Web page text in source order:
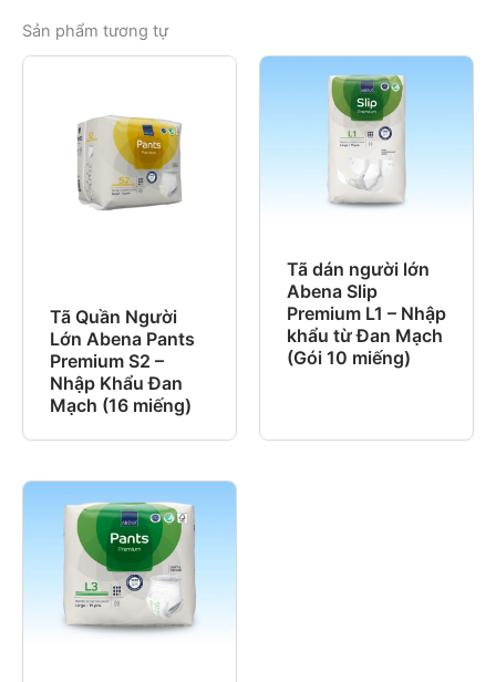
Sản phẩm tương tự
Tã Quần Người
Lớn Abena Pants
Premium S2 –
Nhập Khẩu Đan
Mạch (16 miếng)
Tã dán người lớn
Abena Slip
Premium L1 – Nhập
khẩu từ Đan Mạch
(Gói 10 miếng)